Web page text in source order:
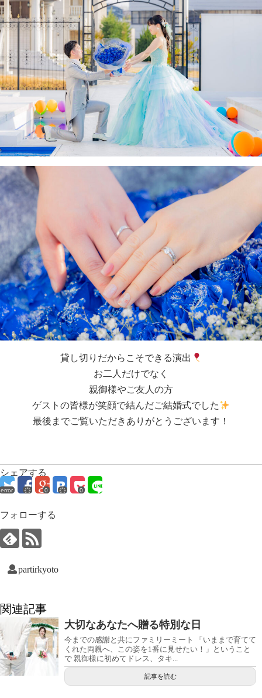
貸し切りだからこそできる演出
お二人だけでなく
親御様やご友人の方
ゲストの皆様が笑顔で結んだご結婚式でした
最後までご覧いただきありがとうございます！
シェアする
error 0 0
フォローする
partirkyoto
関連記事
大切なあなたへ贈る特別な日
今までの感謝と共にファミリーミート 「いままで育てて
くれた両親へ、この姿を1番に見せたい！」ということ
で 親御様に初めてドレス、タキ...
記事を読む